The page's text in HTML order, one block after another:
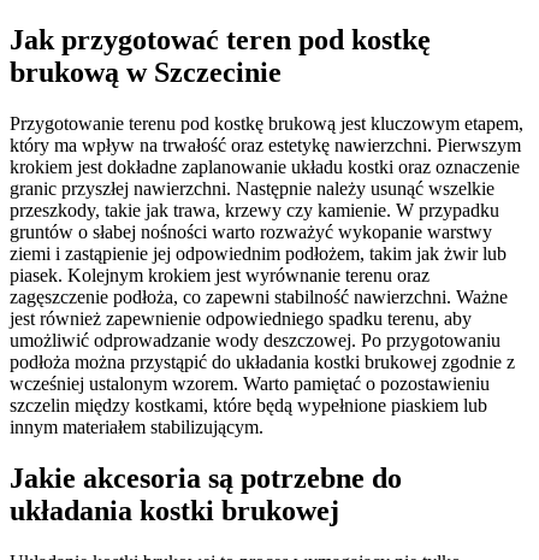
Jak przygotować teren pod kostkę
brukową w Szczecinie
Przygotowanie terenu pod kostkę brukową jest kluczowym etapem,
który ma wpływ na trwałość oraz estetykę nawierzchni. Pierwszym
krokiem jest dokładne zaplanowanie układu kostki oraz oznaczenie
granic przyszłej nawierzchni. Następnie należy usunąć wszelkie
przeszkody, takie jak trawa, krzewy czy kamienie. W przypadku
gruntów o słabej nośności warto rozważyć wykopanie warstwy
ziemi i zastąpienie jej odpowiednim podłożem, takim jak żwir lub
piasek. Kolejnym krokiem jest wyrównanie terenu oraz
zagęszczenie podłoża, co zapewni stabilność nawierzchni. Ważne
jest również zapewnienie odpowiedniego spadku terenu, aby
umożliwić odprowadzanie wody deszczowej. Po przygotowaniu
podłoża można przystąpić do układania kostki brukowej zgodnie z
wcześniej ustalonym wzorem. Warto pamiętać o pozostawieniu
szczelin między kostkami, które będą wypełnione piaskiem lub
innym materiałem stabilizującym.
Jakie akcesoria są potrzebne do
układania kostki brukowej